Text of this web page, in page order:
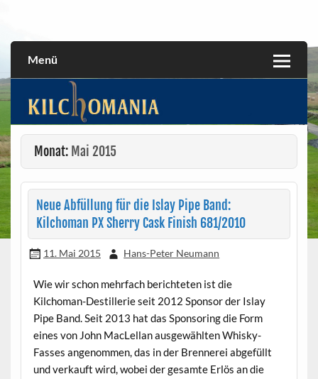
Menü
Monat: Mai 2015
Neue Abfüllung für die Islay Pipe Band:
Kilchoman PX Sherry Cask Finish 681/2010
11. Mai 2015 Hans-Peter Neumann
Wie wir schon mehrfach berichteten ist die
Kilchoman-Destillerie seit 2012 Sponsor der Islay
Pipe Band. Seit 2013 hat das Sponsoring die Form
eines von John MacLellan ausgewählten Whisky-
Fasses angenommen, das in der Brennerei abgefüllt
und verkauft wird, wobei der gesamte Erlös an die